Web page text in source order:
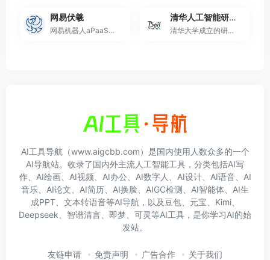
网易伏羲
网易机器人aPaaS和PaaS平台
清华人工智能研究院
清华大学成立的研究机构
AI工具导航（www.aigcbb.com）是国内使用人数众多的一个
AI导航站。收录了国内外主流人工智能工具，分类包括AI写
作、AI绘画、AI视频、AI办公、AI数字人、AI设计、AI语音、AI
音乐、AI论文、AI简历、AI换脸、AIGC检测、AI智能体、AI生
成PPT、文本转语音等AI导航，以及豆包、元宝、Kimi、
Deepseek、智谱清言、即梦、可灵等AI工具，是你学习AI的始
发站。
友链申请 免责声明 广告合作 关于我们